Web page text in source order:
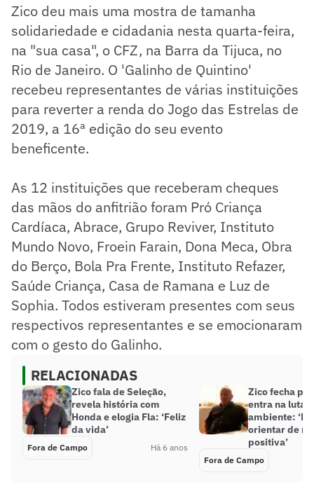
Zico deu mais uma mostra de tamanha
solidariedade e cidadania nesta quarta-feira,
na "sua casa", o CFZ, na Barra da Tijuca, no
Rio de Janeiro. O 'Galinho de Quintino'
recebeu representantes de várias instituições
para reverter a renda do Jogo das Estrelas de
2019, a 16ª edição do seu evento
beneficente.
As 12 instituições que receberam cheques
das mãos do anfitrião foram Pró Criança
Cardíaca, Abrace, Grupo Reviver, Instituto
Mundo Novo, Froein Farain, Dona Meca, Obra
do Berço, Bola Pra Frente, Instituto Refazer,
Saúde Criança, Casa de Ramana e Luz de
Sophia. Todos estiveram presentes com seus
respectivos representantes e se emocionaram
com o gesto do Galinho.
RELACIONADAS
Zico fala de Seleção,
revela história com
Honda e elogia Fla: ‘Feliz
da vida’
Fora de Campo Há 6 anos
Zico fecha
entra na luta
ambiente:
orientar de
positiva’
Fora de Campo